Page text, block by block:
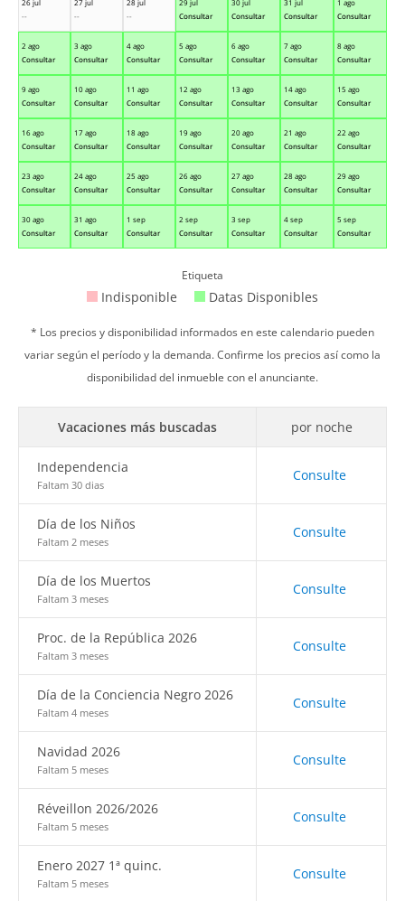
26 jul
--
27 jul
--
28 jul
--
29 jul
Consultar
30 jul
Consultar
31 jul
Consultar
1 ago
Consultar
2 ago
Consultar
3 ago
Consultar
4 ago
Consultar
5 ago
Consultar
6 ago
Consultar
7 ago
Consultar
8 ago
Consultar
9 ago
Consultar
10 ago
Consultar
11 ago
Consultar
12 ago
Consultar
13 ago
Consultar
14 ago
Consultar
15 ago
Consultar
16 ago
Consultar
17 ago
Consultar
18 ago
Consultar
19 ago
Consultar
20 ago
Consultar
21 ago
Consultar
22 ago
Consultar
23 ago
Consultar
24 ago
Consultar
25 ago
Consultar
26 ago
Consultar
27 ago
Consultar
28 ago
Consultar
29 ago
Consultar
30 ago
Consultar
31 ago
Consultar
1 sep
Consultar
2 sep
Consultar
3 sep
Consultar
4 sep
Consultar
5 sep
Consultar
Etiqueta
Indisponible Datas Disponibles
* Los precios y disponibilidad informados en este calendario pueden
variar según el período y la demanda. Confirme los precios así como la
disponibilidad del inmueble con el anunciante.
Vacaciones más buscadas por noche
Independencia
Faltam 30 dias
Consulte
Día de los Niños
Faltam 2 meses
Consulte
Día de los Muertos
Faltam 3 meses
Consulte
Proc. de la República 2026
Faltam 3 meses
Consulte
Día de la Conciencia Negro 2026
Faltam 4 meses
Consulte
Navidad 2026
Faltam 5 meses
Consulte
Réveillon 2026/2026
Faltam 5 meses
Consulte
Enero 2027 1ª quinc.
Faltam 5 meses
Consulte